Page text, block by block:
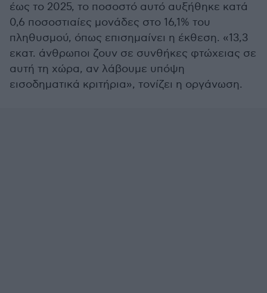
έως το 2025, το ποσοστό αυτό αυξήθηκε κατά
0,6 ποσοστιαίες μονάδες στο 16,1% του
πληθυσμού, όπως επισημαίνει η έκθεση. «13,3
εκατ. άνθρωποι ζουν σε συνθήκες φτώχειας σε
αυτή τη χώρα, αν λάβουμε υπόψη
εισοδηματικά κριτήρια», τονίζει η οργάνωση.